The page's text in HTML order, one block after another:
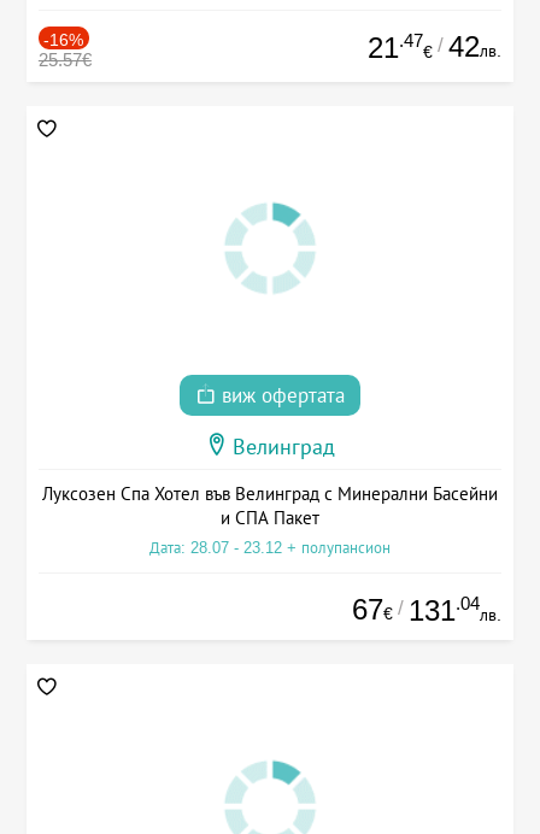
-16%
25.57€ 21.47
€ / 42лв.
виж офертата
Велинград
Луксозен Спа Хотел във Велинград с Минерални Басейни
и СПА Пакет
Дата: 28.07 - 23.12 + полупансион
67€ / 131.04
лв.